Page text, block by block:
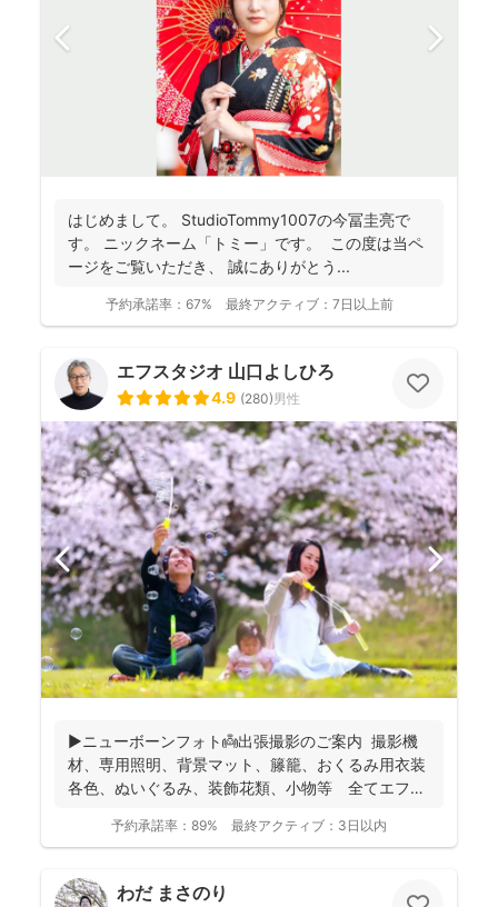
はじめまして。 StudioTommy1007の今冨圭亮で
す。 ニックネーム「トミー」です。 この度は当ペ
ージをご覧いただき、 誠にありがとう...
予約承諾率： 67% 最終アクティブ： 7日以上前
エフスタジオ 山口よしひろ
4.9 (280)男性
▶︎ニューボーンフォト👼出張撮影のご案内 撮影機
材、専用照明、背景マット、籐籠、おくるみ用衣装
各色、ぬいぐるみ、装飾花類、小物等 全てエフ・
予約承諾率： 89% 最終アクティブ： 3日以内
わだ まさのり